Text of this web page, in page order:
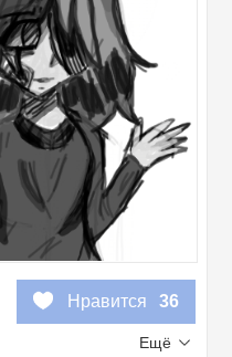
Нравится 36
Ещё